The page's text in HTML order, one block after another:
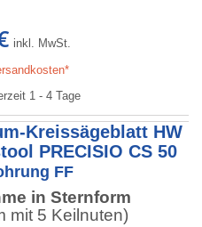
inkl. MwSt.
1 - 4 Tage
Kreissägeblatt HW
PRECISIO CS 50
FF
in Sternform
mit 5 Keilnuten)